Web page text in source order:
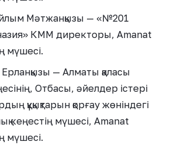
Мәтжанқызы — «№201
КММ директоры, Amanat
мүшесі.
— Алматы қаласы
Отбасы, әйелдер істері
құқықтарын қорғау жөніндегі
кеңестің мүшесі, Amanat
мүшесі.